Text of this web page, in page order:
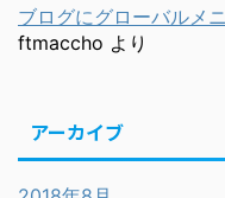
ブログにグローバルメ
ftmaccho より
アーカイブ